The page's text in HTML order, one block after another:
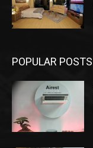
POPULAR POSTS